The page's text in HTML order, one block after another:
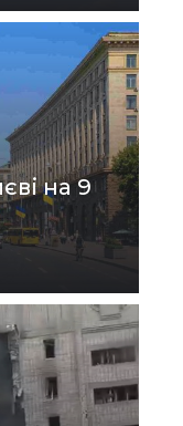
на 9